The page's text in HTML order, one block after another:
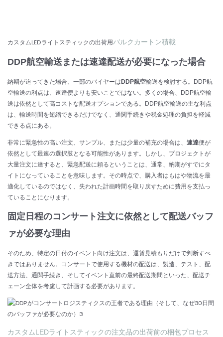
カスタムLEDライトスティックの出荷用バルク カートン積載
DDP航空輸送または速達配送が必要になった場合
納期が迫ってきた場合、一部のバイヤーは DDP航空輸送を検討する。DDP航
空輸送の利点は、速達便よりも安いことではない。多くの場合、DDP航空輸
送は依然として高コストな配送オプションである。DDP航空輸送の主な利点
は、輸送時間を短縮できるだけでなく、通関手続きや税金処理の負担を軽減
できる点にある。
非常に緊急性の高い注文、サンプル、または少量の補充の場合は、 速達便が
依然として最速の選択肢となる可能性があります。しかし、プロジェクトが
大量注文に達すると、緊急配送に頼るということは、通常、納期がすでにタ
イトになっていることを意味します。その時点で、購入者はもはや物流を最
適化しているのではなく、失われた計画時間を取り戻すために費用を支払っ
ていることになります。
固定日程のコンサート注文に依然として配送バッフ
ァが必要な理由
そのため、特定の日付のイベント向け注文は、運賃見積もりだけで判断すべ
きではありません。コンサートで使用する機材の配送は、製造、テスト、配
送方法、通関手続き、そしてイベント直前の最終配送期間といった、配送チ
ェーン全体を考慮して計画する必要があります。
カスタムLEDライトスティックの注文品の出荷前の梱包プロセス